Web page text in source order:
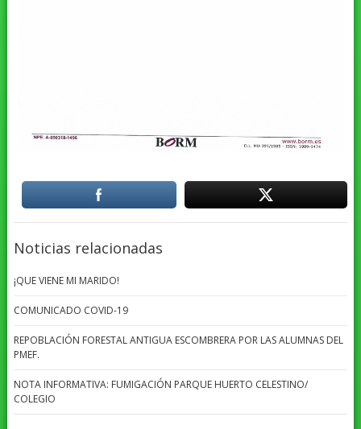
Noticias relacionadas
¡QUE VIENE MI MARIDO!
COMUNICADO COVID-19
REPOBLACIÓN FORESTAL ANTIGUA ESCOMBRERA POR LAS ALUMNAS DEL
PMEF.
NOTA INFORMATIVA: FUMIGACIÓN PARQUE HUERTO CELESTINO/
COLEGIO